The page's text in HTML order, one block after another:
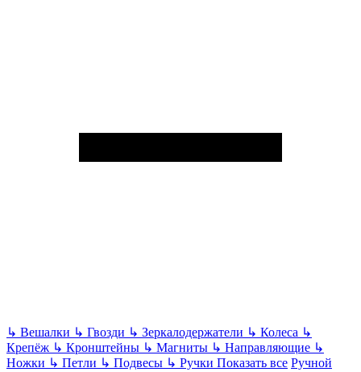
↳ Вешалки ↳ Гвозди ↳ Зеркалодержатели ↳ Колеса ↳
Крепёж ↳ Кронштейны ↳ Магниты ↳ Направляющие ↳
Ножки ↳ Петли ↳ Подвесы ↳ Ручки Показать все Ручной